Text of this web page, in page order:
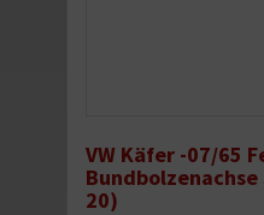
VW Käfer -07/65
20)